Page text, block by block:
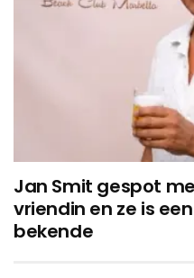
Jan Smit gespot
vriendin en ze is
bekende